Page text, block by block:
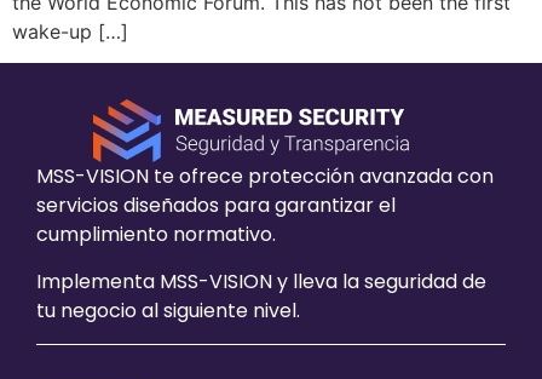
wake-up […]
MSS-VISION te ofrece protección avanzada con
servicios diseñados para garantizar el
cumplimiento normativo.
Implementa MSS-VISION y lleva la seguridad de
tu negocio al siguiente nivel.